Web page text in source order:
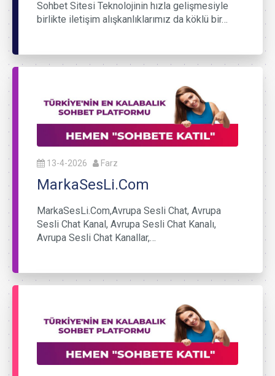
Sohbet Sitesi Teknolojinin hızla gelişmesiyle
birlikte iletişim alışkanlıklarımız da köklü bir…
13-4-2026 Farz
MarkaSesLi.Com
MarkaSesLi.Com,Avrupa Sesli Chat, Avrupa
Sesli Chat Kanal, Avrupa Sesli Chat Kanalı,
Avrupa Sesli Chat Kanallar,…